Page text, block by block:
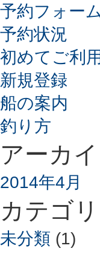
予約フォーム
予約状況
初めてご利
新規登録
船の案内
釣り方
アーカ
2014年4月
カテゴ
未分類 (1)